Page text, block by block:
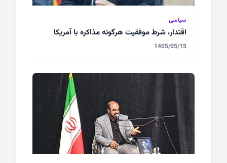
سیاسی
اقتدار، شرط موفقیت هرگونه مذاکره با آمریکا
1405/05/15